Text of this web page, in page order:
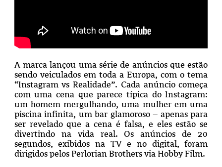
A marca lançou uma série de anúncios que estão
sendo veiculados em toda a Europa, com o tema
“Instagram vs Realidade”. Cada anúncio começa
com uma cena que parece típica do Instagram:
um homem mergulhando, uma mulher em uma
piscina infinita, um bar glamoroso – apenas para
ser revelado que a cena é falsa, e eles estão se
divertindo na vida real. Os anúncios de 20
segundos, exibidos na TV e no digital, foram
dirigidos pelos Perlorian Brothers via Hobby Film.